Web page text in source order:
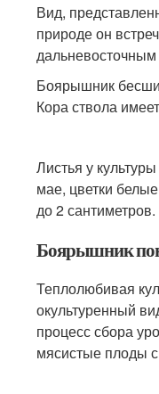
Вид,
природе он
дальневосточным
Боярышник
Кора ствола
Листья у
мае, цветки
до 2
Боярышник
Теплолюбивая
окультуренный
процесс сбора
мясистые плоды